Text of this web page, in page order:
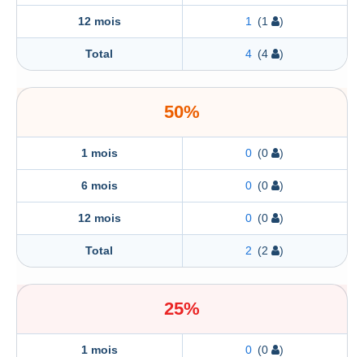
12 mois 1 (1 )
Total 4 (4 )
50%
1 mois 0 (0 )
6 mois 0 (0 )
12 mois 0 (0 )
Total 2 (2 )
25%
1 mois 0 (0 )